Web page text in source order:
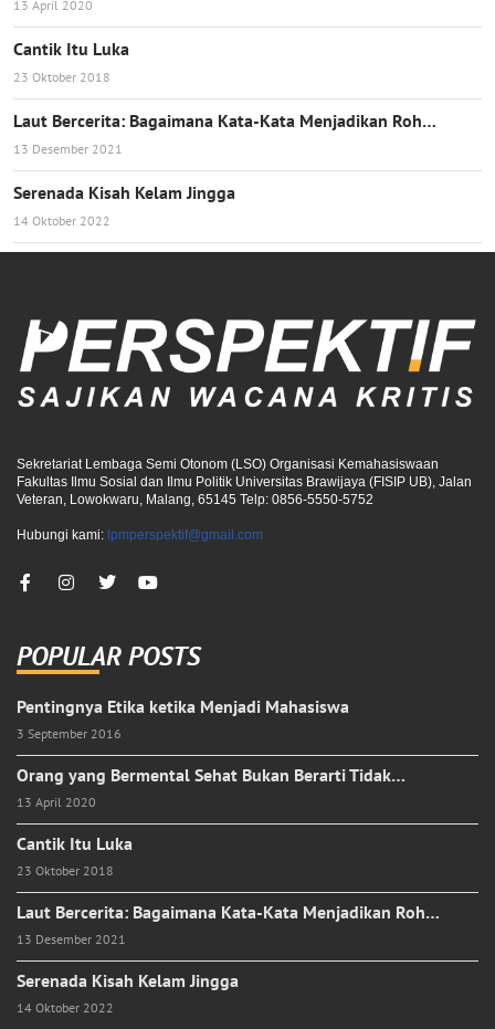
13 April 2020
Cantik Itu Luka
23 Oktober 2018
Laut Bercerita: Bagaimana Kata-Kata Menjadikan Roh…
13 Desember 2021
Serenada Kisah Kelam Jingga
14 Oktober 2022
Sekretariat Lembaga Semi Otonom (LSO) Organisasi Kemahasiswaan
Fakultas Ilmu Sosial dan Ilmu Politik Universitas Brawijaya (FISIP UB), Jalan
Veteran, Lowokwaru, Malang, 65145 Telp: 0856-5550-5752
Hubungi kami: lpmperspektif@gmail.com
POPULAR POSTS
Pentingnya Etika ketika Menjadi Mahasiswa
3 September 2016
Orang yang Bermental Sehat Bukan Berarti Tidak…
13 April 2020
Cantik Itu Luka
23 Oktober 2018
Laut Bercerita: Bagaimana Kata-Kata Menjadikan Roh…
13 Desember 2021
Serenada Kisah Kelam Jingga
14 Oktober 2022